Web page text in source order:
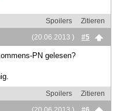
Spoilers
Zitieren
(20.06.2013 )
#5
PN gelesen?
Spoilers
Zitieren